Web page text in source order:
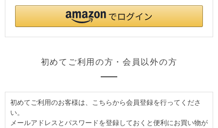
初めてご利用の方・会員以外の方
初めてご利用のお客様は、こちらから会員登録を行ってくださ
い。
メールアドレスとパスワードを登録しておくと便利にお買い物が